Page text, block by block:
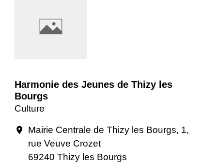
Harmonie des Jeunes de Thizy les
Bourgs
Culture
location_on
Mairie Centrale de Thizy les Bourgs, 1,
rue Veuve Crozet
69240 Thizy les Bourgs